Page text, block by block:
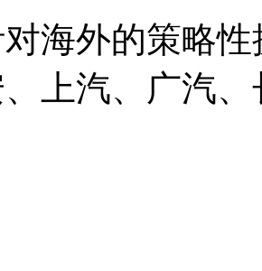
海外的策略
上汽、广汽